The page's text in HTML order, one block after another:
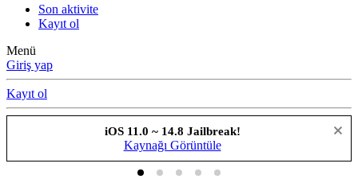
Son aktivite
Kayıt ol
Menü
Giriş yap
Kayıt ol
Checkra1n Jailbreak Yayınlandı!
Nasıl Yapabilirim?